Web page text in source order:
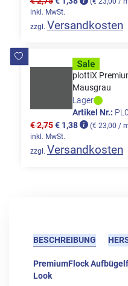
inkl. MwSt.
zzgl. Versandkosten
plottiX
Mausgrau
Lager
Artikel Nr.:
€ 2,75€ 1,38
(€ 23,00 /
inkl. MwSt.
zzgl. Versandkosten
BESCHREIBUNG
PremiumFlock
Look